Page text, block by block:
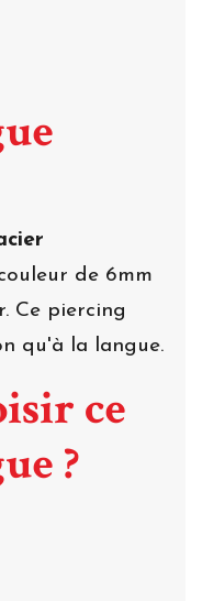
de 6mm
Ce piercing
qu'à la langue.
ce
?